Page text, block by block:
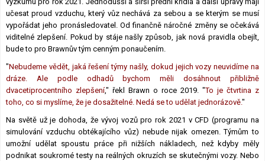
učesat proud vzduchu, který vůz nechává za sebou a se kterým se musí
vypořádat jeho pronásledovatel. Od finančně náročné změny se očekává
viditelné zlepšení. Pokud by stáje našly způsob, jak nová pravidla obejít,
bude to pro Brawnův tým cenným ponaučením.
"Nebudeme vědět, jaká řešení týmy našly, dokud jejich vozy neuvidíme na
dráze. Ale podle odhadů bychom měli dosáhnout přibližně
dvacetiprocentního zlepšení," řekl Brawn o roce 2019. "To je čtvrtina z
toho, co si myslíme, že je dosažitelné. Nedá se to udělat jednorázově."
Na světě už je dohoda, že vývoj vozů pro rok 2021 v CFD (programu na
simulování vzduchu obtékajícího vůz) nebude nijak omezen. Týmům to
umožní udělat spoustu práce při nižších nákladech, než kdyby měly
podnikat soukromé testy na reálných okruzích se skutečnými vozy. Nebo